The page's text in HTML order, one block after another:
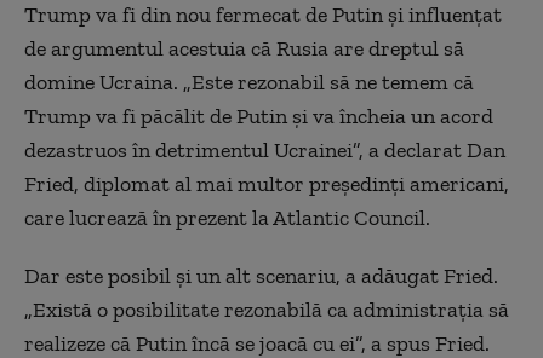
Trump va fi din nou fermecat de Putin şi influenţat
de argumentul acestuia că Rusia are dreptul să
domine Ucraina. „Este rezonabil să ne temem că
Trump va fi păcălit de Putin şi va încheia un acord
dezastruos în detrimentul Ucrainei”, a declarat Dan
Fried, diplomat al mai multor preşedinţi americani,
care lucrează în prezent la Atlantic Council.
Dar este posibil şi un alt scenariu, a adăugat Fried.
„Există o posibilitate rezonabilă ca administraţia să
realizeze că Putin încă se joacă cu ei”, a spus Fried.